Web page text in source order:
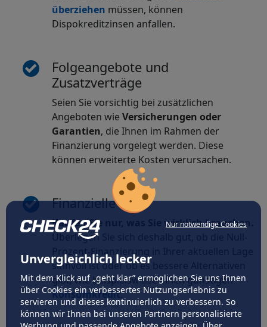
Nur notwendige Cookies
Unvergleichlich lecker
Mit dem Klick auf „geht klar” ermöglichen Sie uns Ihnen
über Cookies ein verbessertes Nutzungserlebnis zu
servieren und dieses kontinuierlich zu verbessern. So
können wir Ihnen bei unseren Partnern personalisierte
überziehen müssen, können
Dispokreditzinsen anfallen.
Folgeangebote und
Zusatzverträge
Seien Sie vorsichtig bei zusätzlichen
Angeboten wie Versicherungen oder
Garantien, die Ihnen im Rahmen der
Finanzierung vorgelegt werden. Diese
können erweiterte Kosten verursachen.
Finanzielle Lage
Kaufen Sie nur, was Sie wirklich brauchen.
Überlegen Sie sich deshalb gut, ob die Null-
Prozent-Finanzierung in Ihrer aktuellen Lage
sinnvoll ist oder ob es bessere Alternativen
gibt, wie beispielsweise einen günstigen
Konsumkredit.